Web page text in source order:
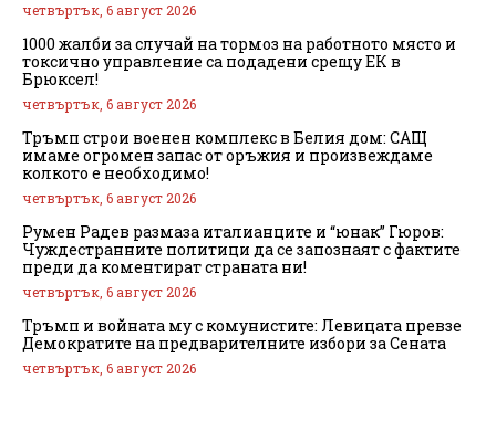
четвъртък, 6 август 2026
1000 жалби за случай на тормоз на работното място и
токсично управление са подадени срещу ЕК в
Брюксел!
четвъртък, 6 август 2026
Тръмп строи военен комплекс в Белия дом: САЩ
имаме огромен запас от оръжия и произвеждаме
колкото е необходимо!
четвъртък, 6 август 2026
Румен Радев размаза италианците и “юнак” Гюров:
Чуждестранните политици да се запознаят с фактите
преди да коментират страната ни!
четвъртък, 6 август 2026
Тръмп и войната му с комунистите: Левицата превзе
Демократите на предварителните избори за Сената
четвъртък, 6 август 2026